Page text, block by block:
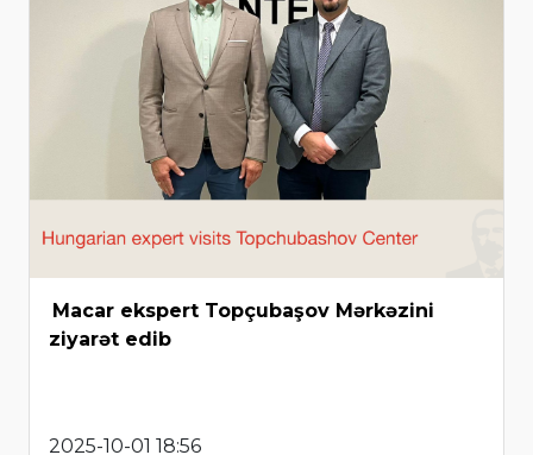
Macar ekspert Topçubaşov Mərkəzini
ziyarət edib
2025-10-01 18:56